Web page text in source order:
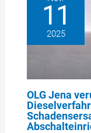
11
2025
OLG Jena